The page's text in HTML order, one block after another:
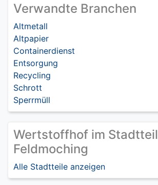
Verwandte Branchen
Altmetall
Altpapier
Containerdienst
Entsorgung
Recycling
Schrott
Sperrmüll
Wertstoffhof im Stadtteil
Feldmoching
Alle Stadtteile anzeigen